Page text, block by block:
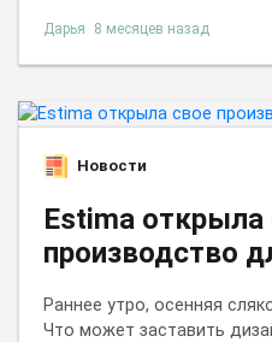
Дарья 8 месяцев назад
Новости
Estima открыла
производство
Раннее утро, осенняя
Что может заставить